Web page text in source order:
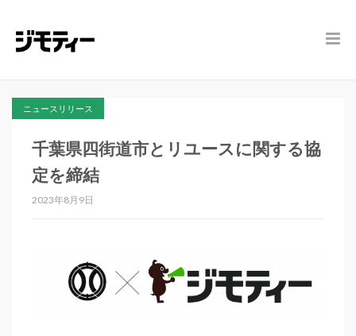
ニュースリリース
千葉県四街道市とリユースに関する協
定を締結
2023年8月9日